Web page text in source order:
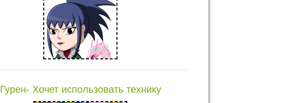
Гурен- Хочет использовать технику